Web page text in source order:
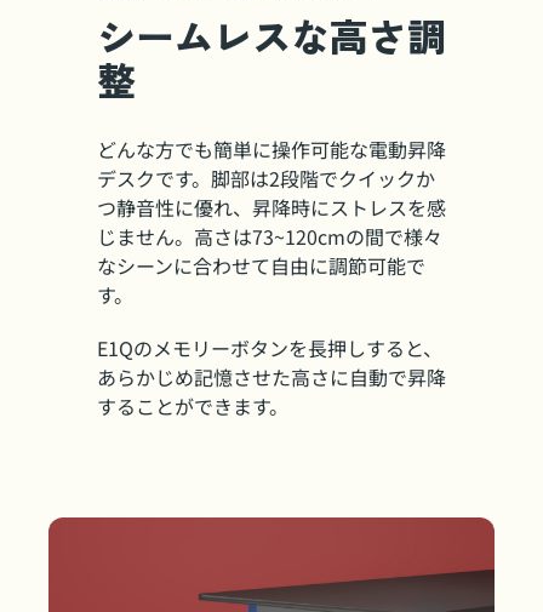
シームレスな高さ調
整
どんな方でも簡単に操作可能な電動昇降
デスクです。脚部は2段階でクイックか
つ静音性に優れ、昇降時にストレスを感
じません。高さは73~120cmの間で様々
なシーンに合わせて自由に調節可能で
す。
E1Qのメモリーボタンを長押しすると、
あらかじめ記憶させた高さに自動で昇降
することができます。